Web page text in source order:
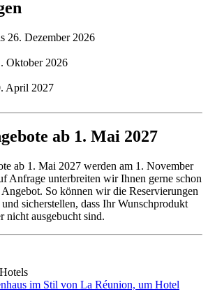
26. Dezember 2026
Oktober 2026
April 2027
ab 1. Mai 2027
ab 1. Mai 2027 werden am 1. November
Anfrage unterbreiten wir Ihnen gerne schon
So können wir die Reservierungen
sicherstellen, dass Ihr Wunschprodukt
nicht ausgebucht sind.